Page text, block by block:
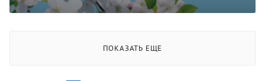
ПОКАЗАТЬ ЕЩЕ